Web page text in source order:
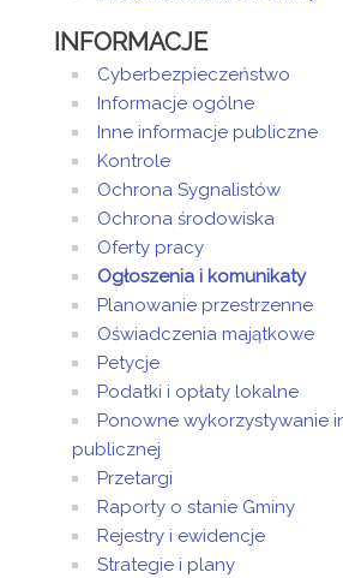
INFORMACJE
Cyberbezpieczeństwo
Informacje ogólne
Inne informacje publiczne
Kontrole
Ochrona Sygnalistów
Ochrona środowiska
Oferty pracy
Ogłoszenia i komunikaty
Planowanie przestrzenne
Oświadczenia majątkowe
Petycje
Podatki i opłaty lokalne
Ponowne wykorzystywanie
publicznej
Przetargi
Raporty o stanie Gminy
Rejestry i ewidencje
Strategie i plany